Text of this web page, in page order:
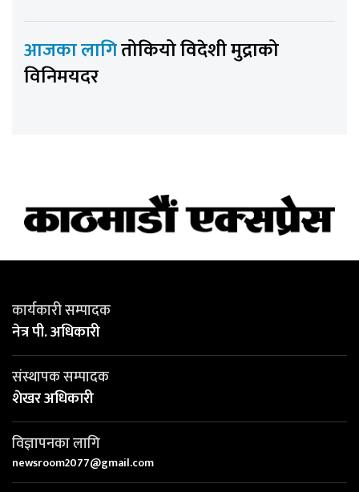
आजका लागितोकियो विदेशी मुद्राको
विनिमयदर
कार्यकारी सम्पादक
नेत्र पी. अधिकारी
संस्थापक सम्पादक
शेखर अधिकारी
विज्ञापनका लागि
newsroom2077@gmail.com